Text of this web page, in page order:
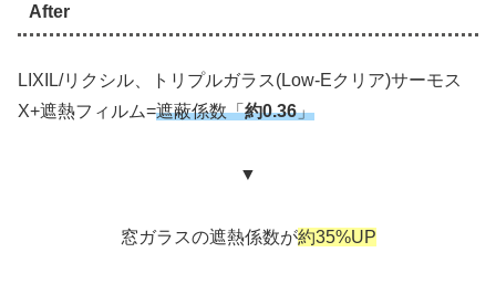
After
LIXIL/リクシル、トリプルガラス(Low-Eクリア)サーモス
X+遮熱フィルム=遮蔽係数「約0.36」
▼
窓ガラスの遮熱係数が約35%UP